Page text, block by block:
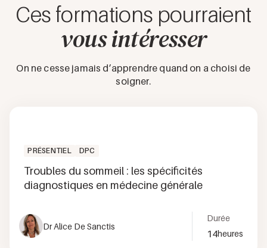
Ces formations pourraient
vous intéresser
On ne cesse jamais d’apprendre quand on a choisi de
soigner.
PRÉSENTIEL DPC
Troubles du sommeil : les spécificités
diagnostiques en médecine générale
Dr Alice De Sanctis
Durée
14heures